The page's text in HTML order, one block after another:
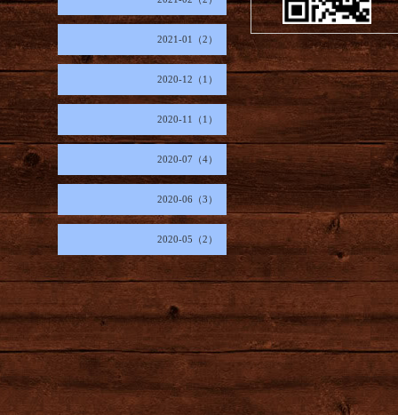
2021-01（2）
2020-12（1）
2020-11（1）
2020-07（4）
2020-06（3）
2020-05（2）